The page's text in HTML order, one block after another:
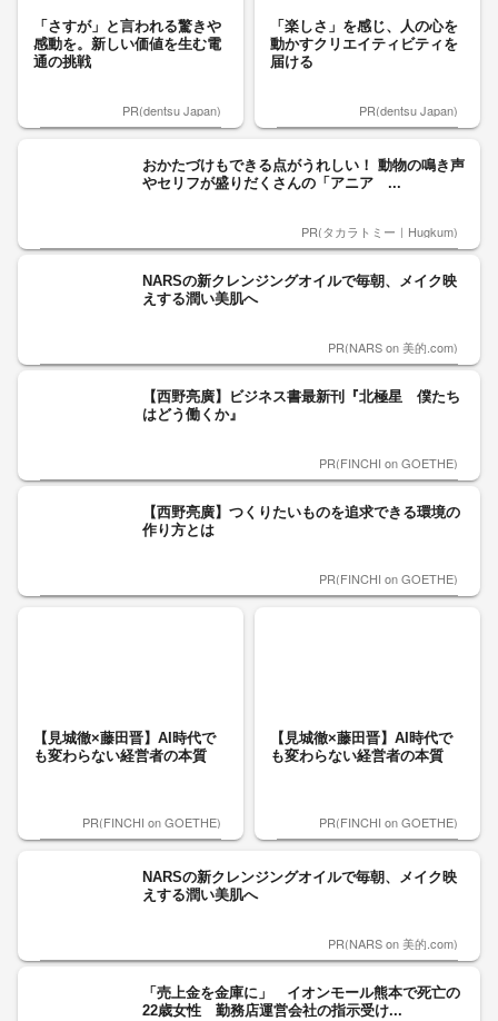
「さすが」と言われる驚きや
感動を。新しい価値を生む電
通の挑戦
PR(dentsu Japan)
「楽しさ」を感じ、人の心を
動かすクリエイティビティを
届ける
PR(dentsu Japan)
おかたづけもできる点がうれしい！ 動物の鳴き声
やセリフが盛りだくさんの「アニア ...
PR(タカラトミー｜Hugkum)
NARSの新クレンジングオイルで毎朝、メイク映
えする潤い美肌へ
PR(NARS on 美的.com)
【西野亮廣】ビジネス書最新刊『北極星 僕たち
はどう働くか』
PR(FINCHI on GOETHE)
【西野亮廣】つくりたいものを追求できる環境の
作り方とは
PR(FINCHI on GOETHE)
【見城徹×藤田晋】AI時代で
も変わらない経営者の本質
PR(FINCHI on GOETHE)
【見城徹×藤田晋】AI時代で
も変わらない経営者の本質
PR(FINCHI on GOETHE)
NARSの新クレンジングオイルで毎朝、メイク映
えする潤い美肌へ
PR(NARS on 美的.com)
「売上金を金庫に」 イオンモール熊本で死亡の
22歳女性 勤務店運営会社の指示受け...